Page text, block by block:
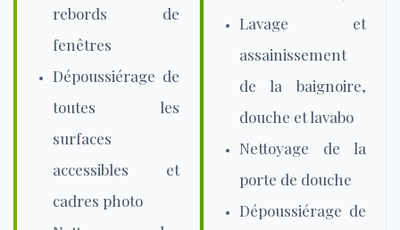
rebords de
fenêtres
Dépoussiérage de
toutes les
surfaces
accessibles et
cadres photo
Lavage et
assainissement
de la baignoire,
douche et lavabo
Nettoyage de la
porte de douche
Dépoussiérage de